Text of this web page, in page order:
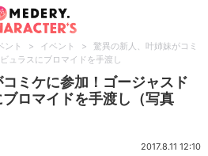
ント > イベント >
驚異の新人、叶姉妹がコミ
ュラスにブロマイドを手渡し
ミケに参加！ゴージャスド
ロマイドを手渡し（写真
2017.8.11 12:10